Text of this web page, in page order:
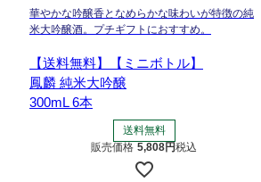
華やかな吟醸香となめらかな味わいが特徴の純
米大吟醸酒。プチギフトにおすすめ。
【送料無料】【ミニボトル】
鳳麟 純米大吟醸
300mL 6本
送料無料
販売価格 5,808 税込